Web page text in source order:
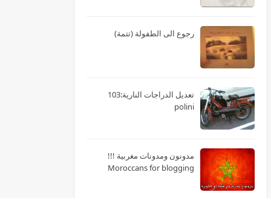
رجوع الى الطفولة (تتمة)
تعديل الدراجات النارية:103
polini
مدونون ومدونات مغربية !!!
Moroccans for blogging